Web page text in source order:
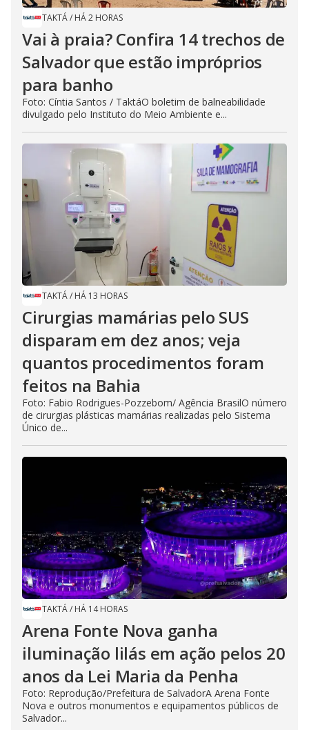
TAKTÁ/ HÁ 2 HORAS
Vai à praia? Confira 14 trechos de
Salvador que estão impróprios
para banho
Foto: Cíntia Santos / TaktáO boletim de balneabilidade
divulgado pelo Instituto do Meio Ambiente e...
TAKTÁ/ HÁ 13 HORAS
Cirurgias mamárias pelo SUS
disparam em dez anos; veja
quantos procedimentos foram
feitos na Bahia
Foto: Fabio Rodrigues-Pozzebom/ Agência BrasilO número
de cirurgias plásticas mamárias realizadas pelo Sistema
Único de...
TAKTÁ/ HÁ 14 HORAS
Arena Fonte Nova ganha
iluminação lilás em ação pelos 20
anos da Lei Maria da Penha
Foto: Reprodução/Prefeitura de SalvadorA Arena Fonte
Nova e outros monumentos e equipamentos públicos de
Salvador...